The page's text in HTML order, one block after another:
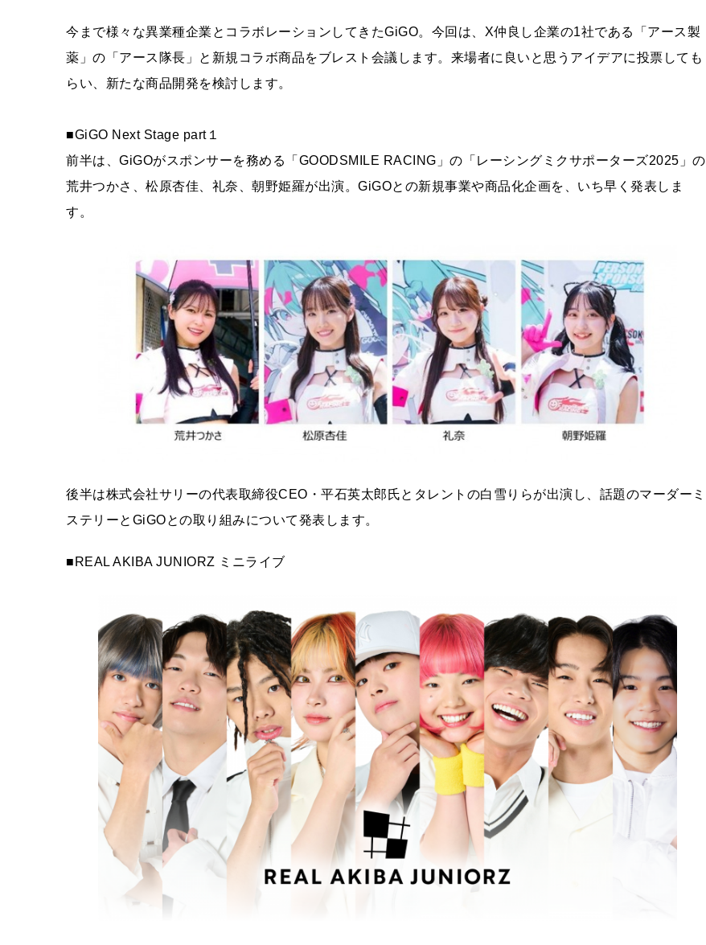
今まで様々な異業種企業とコラボレーションしてきたGiGO。今回は、X仲良し企業の1社である「アース製
薬」の「アース隊⾧」と新規コラボ商品をブレスト会議します。来場者に良いと思うアイデアに投票しても
らい、新たな商品開発を検討します。
■GiGO Next Stage part１
前半は、GiGOがスポンサーを務める「GOODSMILE RACING」の「レーシングミクサポーターズ2025」の
荒井つかさ、松原杏佳、礼奈、朝野姫羅が出演。GiGOとの新規事業や商品化企画を、いち早く発表しま
す。
後半は株式会社サリーの代表取締役CEO・平石英太郎氏とタレントの白雪りらが出演し、話題のマーダーミ
ステリーとGiGOとの取り組みについて発表します。
■REAL AKIBA JUNIORZ ミニライブ